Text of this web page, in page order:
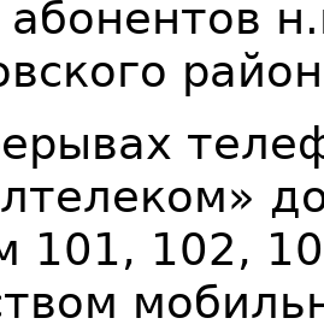
абонентов
101, 102,